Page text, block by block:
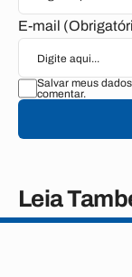
E-mail
Salvar meus
comentar.
Leia